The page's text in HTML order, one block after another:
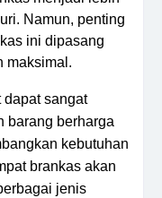
Namun, penting
ini dipasang
maksimal.
dapat sangat
barang berharga
kebutuhan
brankas akan
jenis